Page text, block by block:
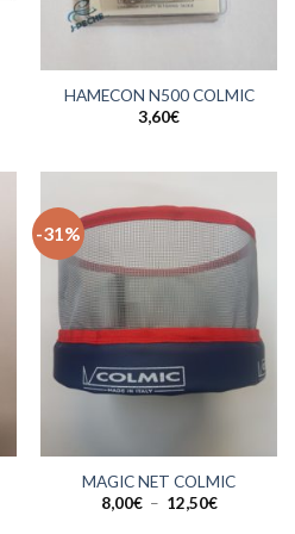
HAMECON N500 COLMIC
3,60€
-31%
MAGIC NET COLMIC
8,00€ – 12,50€Plage